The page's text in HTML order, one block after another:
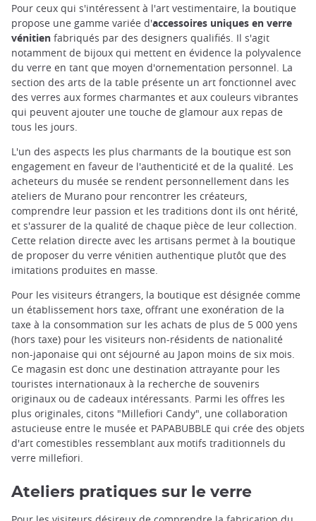
Pour ceux qui s'intéressent à l'art vestimentaire, la boutique
propose une gamme variée d'accessoires uniques en verre
vénitien fabriqués par des designers qualifiés. Il s'agit
notamment de bijoux qui mettent en évidence la polyvalence
du verre en tant que moyen d'ornementation personnel. La
section des arts de la table présente un art fonctionnel avec
des verres aux formes charmantes et aux couleurs vibrantes
qui peuvent ajouter une touche de glamour aux repas de
tous les jours.
L'un des aspects les plus charmants de la boutique est son
engagement en faveur de l'authenticité et de la qualité. Les
acheteurs du musée se rendent personnellement dans les
ateliers de Murano pour rencontrer les créateurs,
comprendre leur passion et les traditions dont ils ont hérité,
et s'assurer de la qualité de chaque pièce de leur collection.
Cette relation directe avec les artisans permet à la boutique
de proposer du verre vénitien authentique plutôt que des
imitations produites en masse.
Pour les visiteurs étrangers, la boutique est désignée comme
un établissement hors taxe, offrant une exonération de la
taxe à la consommation sur les achats de plus de 5 000 yens
(hors taxe) pour les visiteurs non-résidents de nationalité
non-japonaise qui ont séjourné au Japon moins de six mois.
Ce magasin est donc une destination attrayante pour les
touristes internationaux à la recherche de souvenirs
originaux ou de cadeaux intéressants. Parmi les offres les
plus originales, citons "Millefiori Candy", une collaboration
astucieuse entre le musée et PAPABUBBLE qui crée des objets
d'art comestibles ressemblant aux motifs traditionnels du
verre millefiori.
Ateliers pratiques sur le verre